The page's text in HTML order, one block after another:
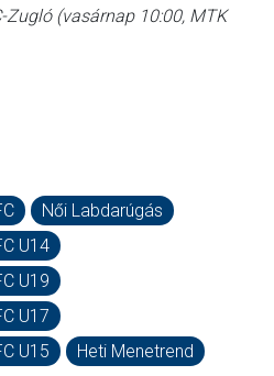
Zugló (vasárnap 10:00, MTK
Női Labdarúgás
U14
U19
U17
U15
Heti Menetrend